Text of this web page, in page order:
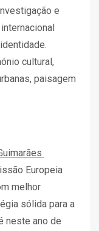
e
cultural,
paisagem
Europeia
melhor
sólida para a
neste ano de